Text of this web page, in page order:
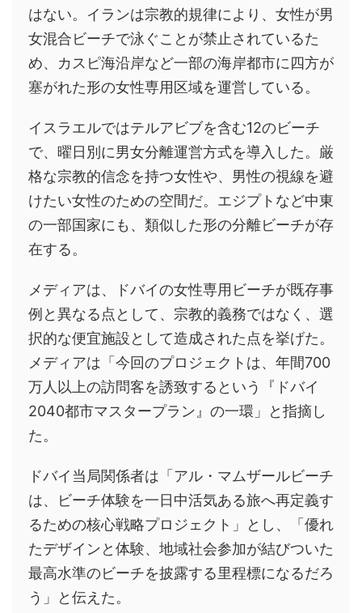
はない。イランは宗教的規律により、女性が男
女混合ビーチで泳ぐことが禁止されているた
め、カスピ海沿岸など一部の海岸都市に四方が
塞がれた形の女性専用区域を運営している。
イスラエルではテルアビブを含む12のビーチ
で、曜日別に男女分離運営方式を導入した。厳
格な宗教的信念を持つ女性や、男性の視線を避
けたい女性のための空間だ。エジプトなど中東
の一部国家にも、類似した形の分離ビーチが存
在する。
メディアは、ドバイの女性専用ビーチが既存事
例と異なる点として、宗教的義務ではなく、選
択的な便宜施設として造成された点を挙げた。
メディアは「今回のプロジェクトは、年間700
万人以上の訪問客を誘致するという『ドバイ
2040都市マスタープラン』の一環」と指摘し
た。
ドバイ当局関係者は「アル・マムザールビーチ
は、ビーチ体験を一日中活気ある旅へ再定義す
るための核心戦略プロジェクト」とし、「優れ
たデザインと体験、地域社会参加が結びついた
最高水準のビーチを披露する里程標になるだろ
う」と伝えた。